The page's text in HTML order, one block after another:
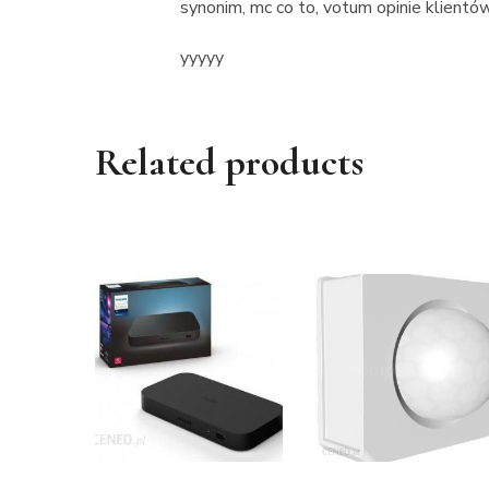
synonim, mc co to, votum opinie
yyyyy
Related products